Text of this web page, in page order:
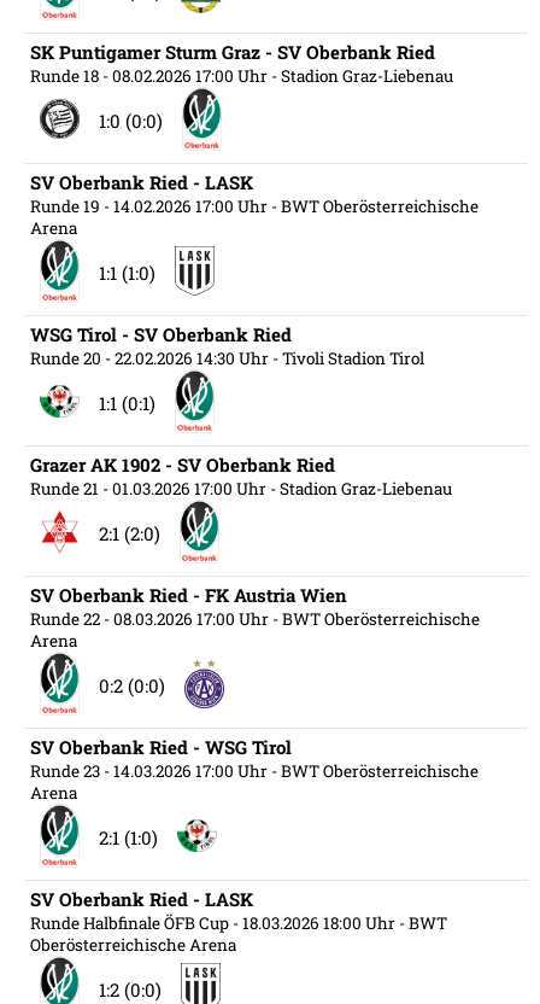
SK Puntigamer Sturm Graz - SV Oberbank Ried
Runde 18 - 08.02.2026 17:00 Uhr - Stadion Graz-Liebenau
1:0 (0:0)
SV Oberbank Ried - LASK
Runde 19 - 14.02.2026 17:00 Uhr - BWT Oberösterreichische
Arena
1:1 (1:0)
WSG Tirol - SV Oberbank Ried
Runde 20 - 22.02.2026 14:30 Uhr - Tivoli Stadion Tirol
1:1 (0:1)
Grazer AK 1902 - SV Oberbank Ried
Runde 21 - 01.03.2026 17:00 Uhr - Stadion Graz-Liebenau
2:1 (2:0)
SV Oberbank Ried - FK Austria Wien
Runde 22 - 08.03.2026 17:00 Uhr - BWT Oberösterreichische
Arena
0:2 (0:0)
SV Oberbank Ried - WSG Tirol
Runde 23 - 14.03.2026 17:00 Uhr - BWT Oberösterreichische
Arena
2:1 (1:0)
SV Oberbank Ried - LASK
Runde Halbfinale ÖFB Cup - 18.03.2026 18:00 Uhr - BWT
Oberösterreichische Arena
1:2 (0:0)